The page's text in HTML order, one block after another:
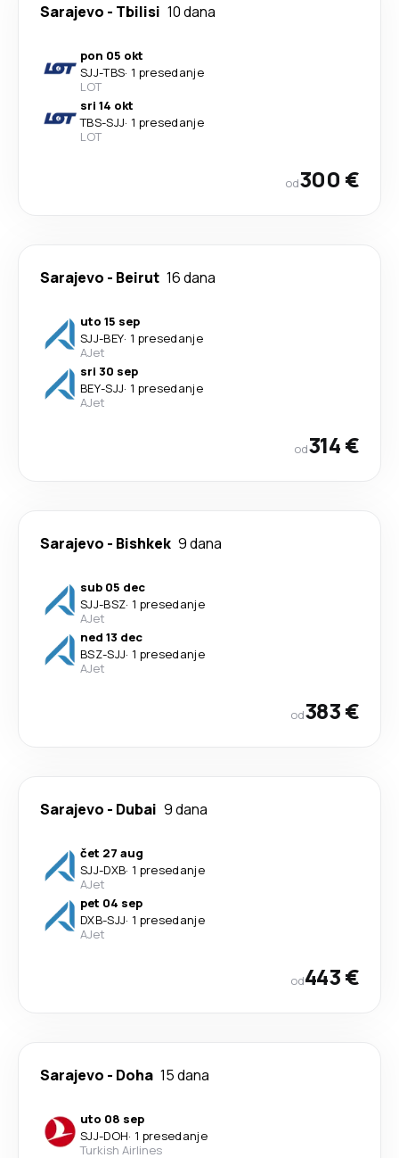
Sarajevo - Tbilisi 10 dana
pon 05 okt
SJJ-TBS· 1 presedanje
LOT
sri 14 okt
TBS-SJJ· 1 presedanje
LOT
od300 €
Sarajevo - Beirut 16 dana
uto 15 sep
SJJ-BEY· 1 presedanje
AJet
sri 30 sep
BEY-SJJ· 1 presedanje
AJet
od314 €
Sarajevo - Bishkek 9 dana
sub 05 dec
SJJ-BSZ· 1 presedanje
AJet
ned 13 dec
BSZ-SJJ· 1 presedanje
AJet
od383 €
Sarajevo - Dubai 9 dana
čet 27 aug
SJJ-DXB· 1 presedanje
AJet
pet 04 sep
DXB-SJJ· 1 presedanje
AJet
od443 €
Sarajevo - Doha 15 dana
uto 08 sep
SJJ-DOH· 1 presedanje
Turkish Airlines